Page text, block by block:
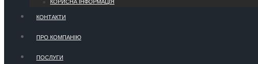
КОРИСНА ІНФОРМАЦІЯ
КОНТАКТИ
ПРО КОМПАНІЮ
ПОСЛУГИ